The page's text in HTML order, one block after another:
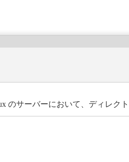
のサーバーにおいて、ディレク